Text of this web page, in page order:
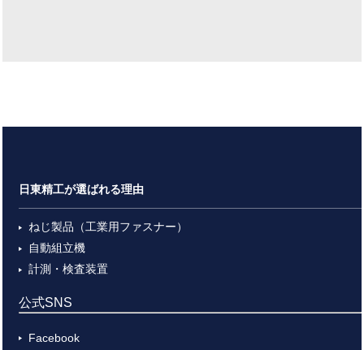
日東精工が選ばれる理由
ねじ製品（工業用ファスナー）
自動組立機
計測・検査装置
公式SNS
Facebook